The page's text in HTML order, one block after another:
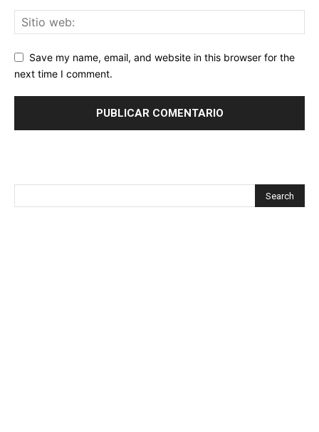
Save my name, email, and website in this browser for the
next time I comment.